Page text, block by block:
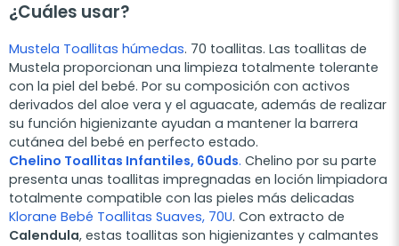
¿Cuáles usar?
Mustela Toallitas húmedas. 70 toallitas. Las toallitas de
Mustela proporcionan una limpieza totalmente tolerante
con la piel del bebé. Por su composición con activos
derivados del aloe vera y el aguacate, además de realizar
su función higienizante ayudan a mantener la barrera
cutánea del bebé en perfecto estado.
Chelino Toallitas Infantiles, 60uds. Chelino por su parte
presenta unas toallitas impregnadas en loción limpiadora
totalmente compatible con las pieles más delicadas
Klorane Bebé Toallitas Suaves, 70U. Con extracto de
Calendula, estas toallitas son higienizantes y calmantes